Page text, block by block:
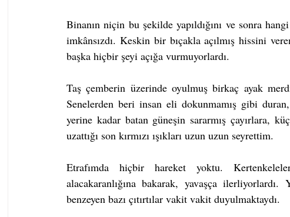
Binanın niçin bu şekilde yapıldığını ve sonra
imkânsızdı. Keskin bir bıçakla açılmış hissini
başka hiçbir şeyi açığa vurmuyorlardı.
Taş çemberin üzerinde oyulmuş birkaç ayak
Senelerden beri insan eli dokunmamış gibi
yerine kadar batan güneşin sararmış çayırlara,
uzattığı son kırmızı ışıkları uzun uzun seyrettim.
Etrafımda hiçbir hareket yoktu.
alacakaranlığına bakarak, yavaşça ilerliyorlardı.
benzeyen bazı çıtırtılar vakit vakit duyulmaktaydı.